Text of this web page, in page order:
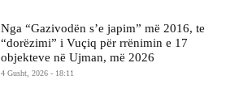
Nga “Gazivodën s’e japim” më 2016, te
“dorëzimi” i Vuçiq për rrënimin e 17
objekteve në Ujman, më 2026
4 Gusht, 2026 - 18:11